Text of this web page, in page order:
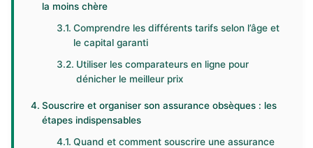
la moins chère
Comprendre les différents tarifs selon l’âge et
le capital garanti
Utiliser les comparateurs en ligne pour
dénicher le meilleur prix
Souscrire et organiser son assurance obsèques : les
étapes indispensables
Quand et comment souscrire une assurance